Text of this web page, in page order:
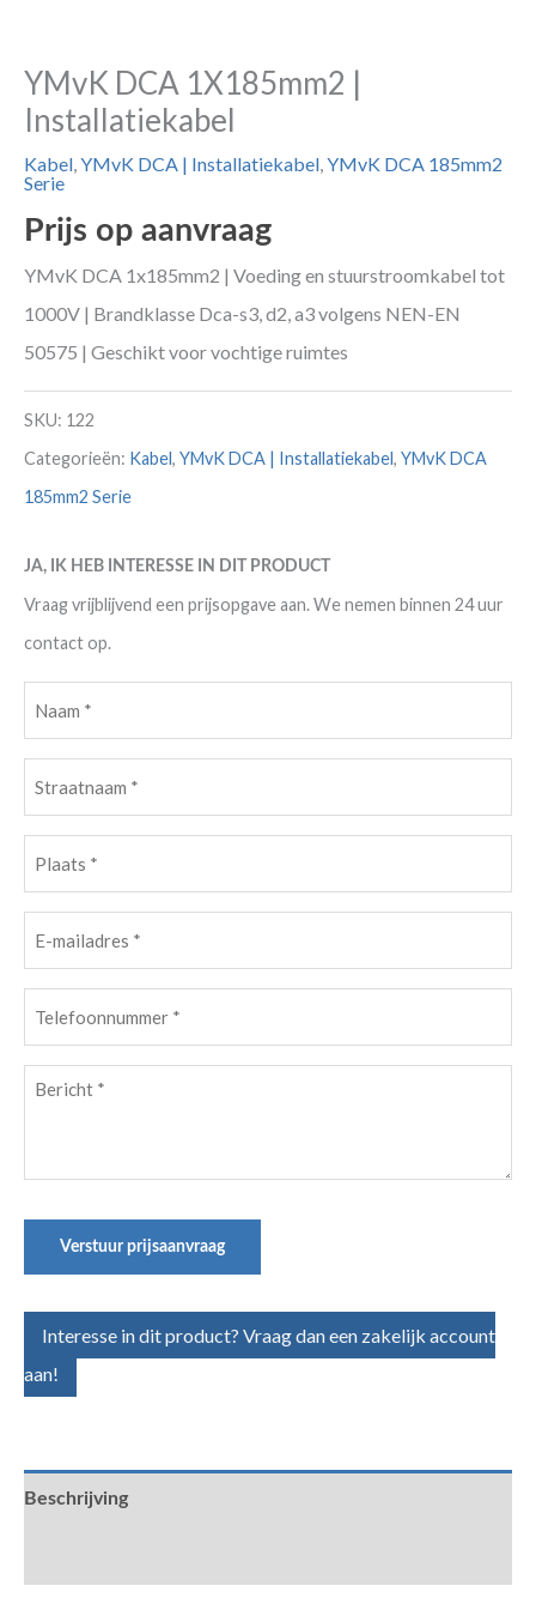
YMvK DCA 1X185mm2 |
Installatiekabel
Kabel,YMvK DCA | Installatiekabel,YMvK DCA 185mm2
Serie
Prijs op aanvraag
YMvK DCA 1x185mm2 | Voeding en stuurstroomkabel tot
1000V | Brandklasse Dca-s3, d2, a3 volgens NEN-EN
50575 | Geschikt voor vochtige ruimtes
SKU: 122
Categorieën: Kabel, YMvK DCA | Installatiekabel, YMvK DCA
185mm2 Serie
JA, IK HEB INTERESSE IN DIT PRODUCT
Vraag vrijblijvend een prijsopgave aan. We nemen binnen 24 uur
contact op.
(Vereist)
(Vereist)
(Vereist)
mailadres(Vereist)
(Vereist)
Bericht (Vereist)
Verstuur prijsaanvraag
Interesse in dit product? Vraag dan een zakelijk account
aan!
Beschrijving